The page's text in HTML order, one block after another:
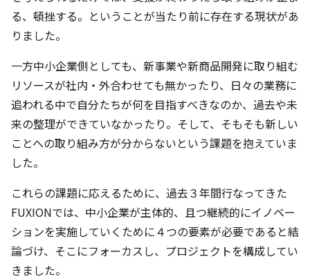
る、頓挫する。ということが当たり前に存在する現状があ
りました。
一方中小企業側としても、新事業や新商品開発に取り組む
リソースが社内・外合わせても無かったり、日々の業務に
追われる中で自分たちが何を目指すべきなのか、過去や未
来の整理ができていなかったり。そして、そもそも新しい
ことへの取り組み方が分からないという課題を抱えていま
した。
これらの課題に応えるために、過去３年間行なってきた
FUXIONでは、中小企業が主体的、且つ継続的にイノベー
ションを実施していくために４つの要素が必要であると結
論づけ、そこにフォーカスし、プロジェクトを構成してい
きました。